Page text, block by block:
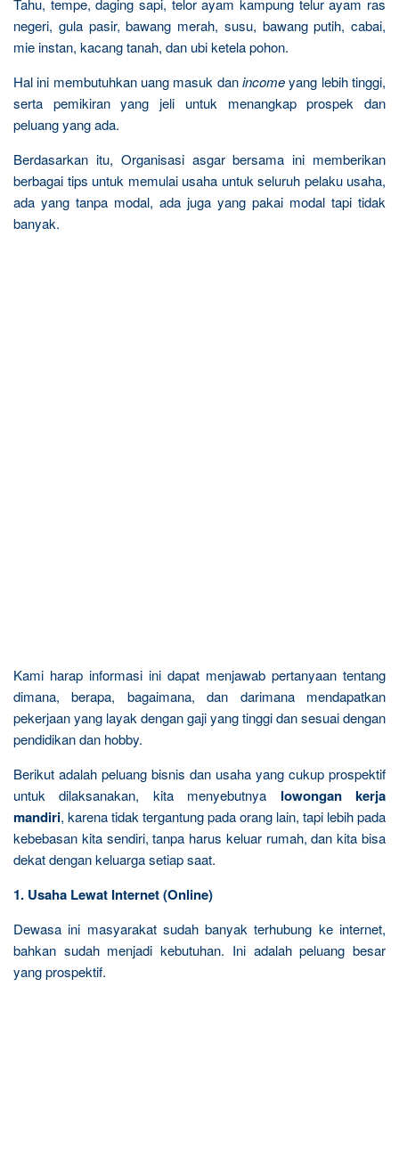
Tahu, tempe, daging sapi, telor ayam kampung telur ayam ras
negeri, gula pasir, bawang merah, susu, bawang putih, cabai,
mie instan, kacang tanah, dan ubi ketela pohon.
Hal ini membutuhkan uang masuk danincomeyang lebih tinggi,
serta pemikiran yang jeli untuk menangkap prospek dan
peluang yang ada.
Berdasarkan itu, Organisasi asgar bersama ini memberikan
berbagai tips untuk memulai usaha untuk seluruh pelaku usaha,
ada yang tanpa modal, ada juga yang pakai modal tapi tidak
banyak.
Kami harap informasi ini dapat menjawab pertanyaan tentang
dimana, berapa, bagaimana, dan darimana mendapatkan
pekerjaan yang layak dengan gaji yang tinggi dan sesuai dengan
pendidikan dan hobby.
Berikut adalah peluang bisnis dan usaha yang cukup prospektif
untuk dilaksanakan, kita menyebutnya lowongan kerja
mandiri, karena tidak tergantung pada orang lain, tapi lebih pada
kebebasan kita sendiri, tanpa harus keluar rumah, dan kita bisa
dekat dengan keluarga setiap saat.
1. Usaha Lewat Internet (Online)
Dewasa ini masyarakat sudah banyak terhubung ke internet,
bahkan sudah menjadi kebutuhan. Ini adalah peluang besar
yang prospektif.